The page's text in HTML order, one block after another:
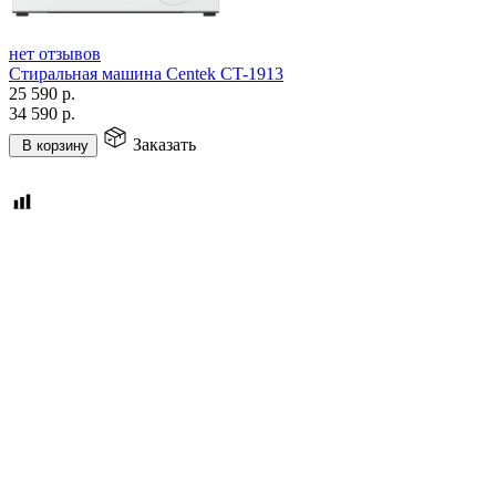
нет отзывов
Стиральная машина Centek CT-1913
25 590 р.
34 590 р.
В корзину Заказать